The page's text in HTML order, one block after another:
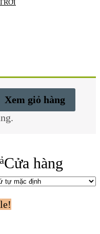
Xem giỏ hàng
Cửa hàng